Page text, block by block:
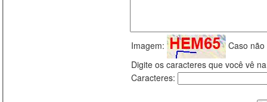
Imagem:
Caso
Digite os caracteres que você vê
Caracteres: